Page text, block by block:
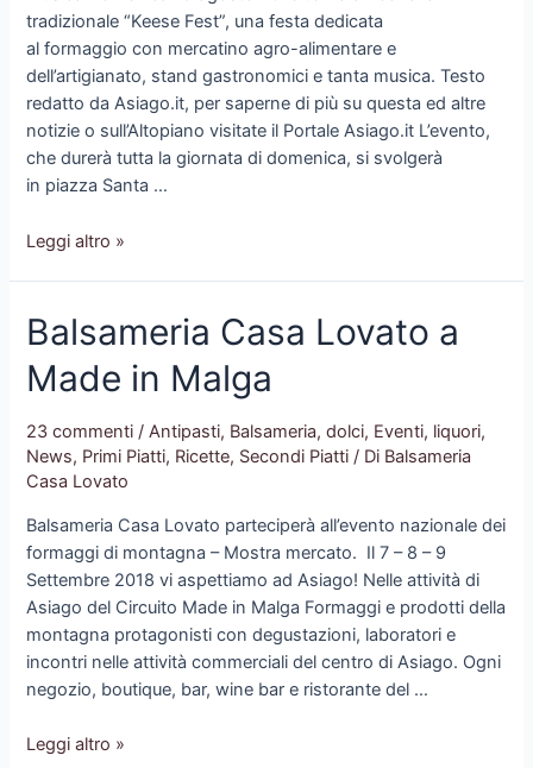
tradizionale “Keese Fest”, una festa dedicata
al formaggio con mercatino agro-alimentare e
dell’artigianato, stand gastronomici e tanta musica. Testo
redatto da Asiago.it, per saperne di più su questa ed altre
notizie o sull’Altopiano visitate il Portale Asiago.it L’evento,
che durerà tutta la giornata di domenica, si svolgerà
in piazza Santa …
Keese
–
Roana
Leggi altro »
Balsameria Casa Lovato a
Made in Malga
23 commenti /Antipasti, Balsameria,dolci, Eventi, liquori,
News, Primi Piatti, Ricette, Secondi Piatti / Di Balsameria
Casa Lovato
Balsameria Casa Lovato parteciperà all’evento nazionale dei
formaggi di montagna – Mostra mercato. Il 7 – 8 – 9
Settembre 2018 vi aspettiamo ad Asiago! Nelle attività di
Asiago del Circuito Made in Malga Formaggi e prodotti della
montagna protagonisti con degustazioni, laboratori e
incontri nelle attività commerciali del centro di Asiago. Ogni
negozio, boutique, bar, wine bar e ristorante del …
Balsameria
Leggi altro »